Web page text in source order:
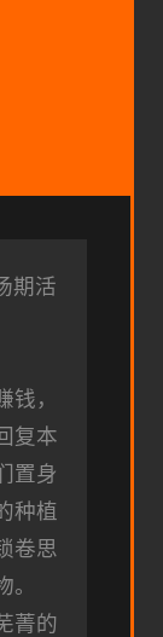
期活
，
复本
置身
种植
卷思
菁的